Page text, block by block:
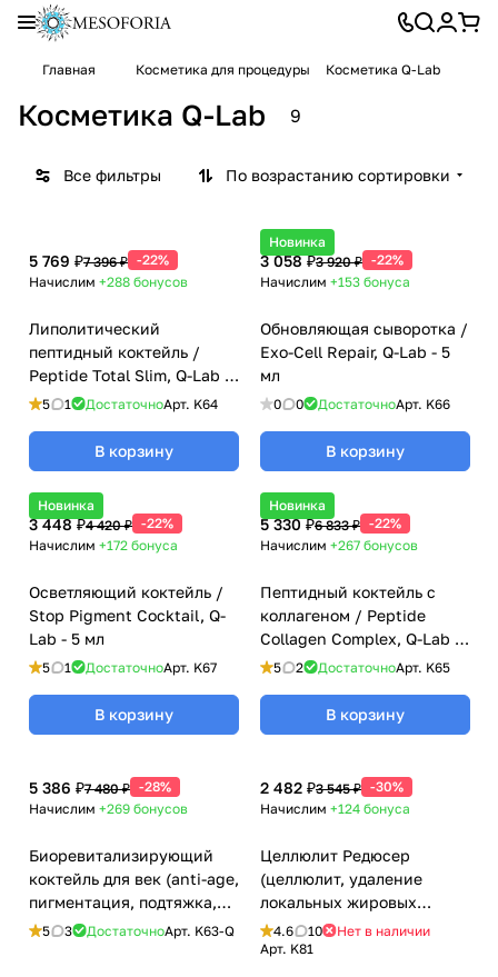
Главная Косметика для процедуры Косметика Q-Lab
Косметика Q-Lab 9
Все фильтры По возрастанию сортировки
5 769 ₽7 396 ₽ -22%
Начислим +288 бонусов
Липолитический
пептидный коктейль /
Peptide Total Slim, Q-Lab -
5 мл
5 1 ДостаточноАрт. K64
В корзину
Новинка
3 058 ₽3 920 ₽ -22%
Начислим +153 бонуса
Обновляющая сыворотка /
Exo-Cell Repair, Q-Lab - 5
мл
0 0 ДостаточноАрт. K66
В корзину
Новинка
3 448 ₽4 420 ₽ -22%
Начислим +172 бонуса
Осветляющий коктейль /
Stop Pigment Cocktail, Q-
Lab - 5 мл
5 1 ДостаточноАрт. K67
В корзину
Новинка
5 330 ₽6 833 ₽ -22%
Начислим +267 бонусов
Пептидный коктейль с
коллагеном / Peptide
Collagen Complex, Q-Lab -
5 мл
5 2 ДостаточноАрт. K65
В корзину
5 386 ₽7 480 ₽ -28%
Начислим +269 бонусов
Биоревитализирующий
коктейль для век (anti-age,
пигментация, подтяжка,
увлажнение) / Peptide
5 3 ДостаточноАрт. K63-Q
2 482 ₽3 545 ₽ -30%
Начислим +124 бонуса
Целлюлит Редюсер
(целлюлит, удаление
локальных жировых
отложений) / Cellulite
Reducer, Q-Lab - 10 мл
4.6 10
Нет в наличии
Арт. K81